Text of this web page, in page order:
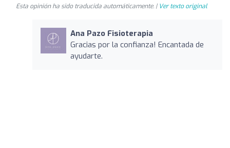
Esta opinión ha sido traducida automáticamente. | Ver texto original
Ana Pazo Fisioterapia
Gracias por la confianza! Encantada de
ayudarte.